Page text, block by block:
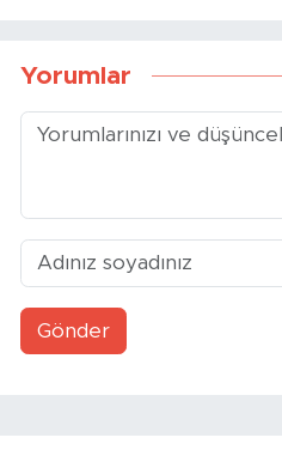
Yorumlar
Gönder